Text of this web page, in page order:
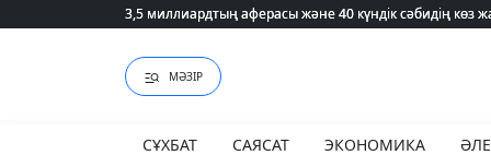
3,5 миллиардтың аферасы және 40 күндік сәбидің
3,5 миллиардтың аферасы және 40 күндік сәбидің
МӘЗІР
СҰХБАТ САЯСАТ ЭКОНОМИКА